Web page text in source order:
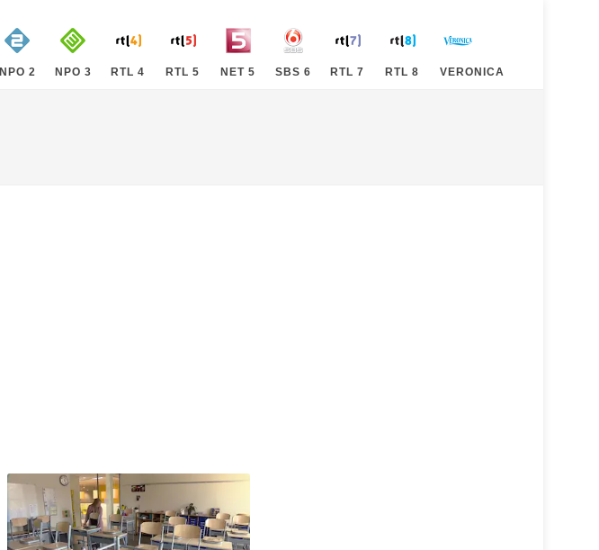
NPO 2 NPO 3 RTL 4 RTL 5 NET 5 SBS 6 RTL 7 RTL 8 VERONICA